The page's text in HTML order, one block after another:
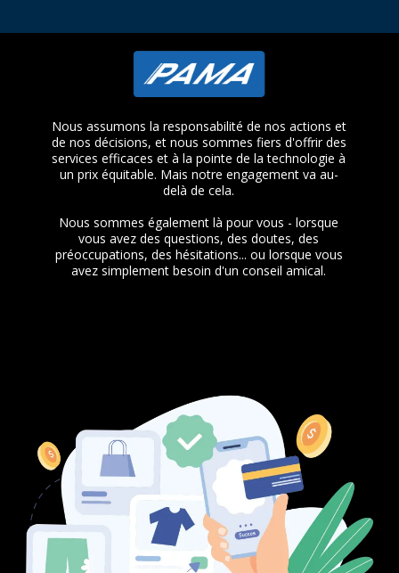
Nous assumons la responsabilité de nos actions et
de nos décisions, et nous sommes fiers d'offrir des
services efficaces et à la pointe de la technologie à
un prix équitable. Mais notre engagement va au-
delà de cela.
Nous sommes également là pour vous - lorsque
vous avez des questions, des doutes, des
préoccupations, des hésitations... ou lorsque vous
avez simplement besoin d'un conseil amical.